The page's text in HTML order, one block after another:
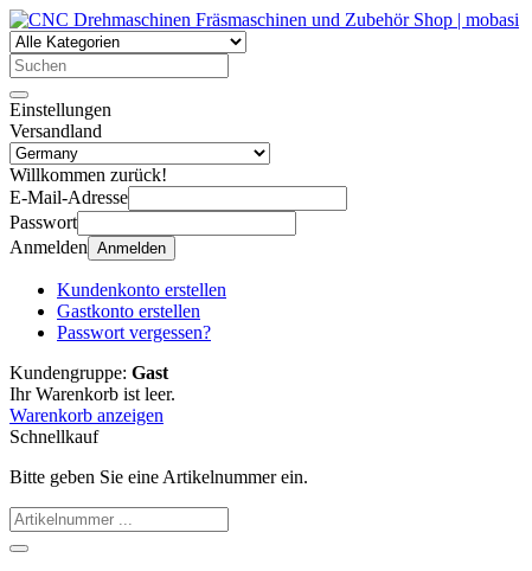
Einstellungen
Versandland
Willkommen zurück!
E-Mail-Adresse
Passwort
Anmelden Anmelden
Kundenkonto erstellen
Gastkonto erstellen
Passwort vergessen?
Kundengruppe: Gast
Ihr Warenkorb ist leer.
Warenkorb anzeigen
Schnellkauf
Bitte geben Sie eine Artikelnummer ein.